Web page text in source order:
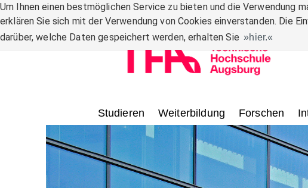
Um Ihnen einen bestmöglichen Service zu bieten und die Verwendung
erklären Sie sich mit der Verwendung von Cookies einverstanden. Die
darüber, welche Daten gespeichert werden, erhalten Sie
hier.
Zum Inhalt
Studieren Weiterbildung Forschen